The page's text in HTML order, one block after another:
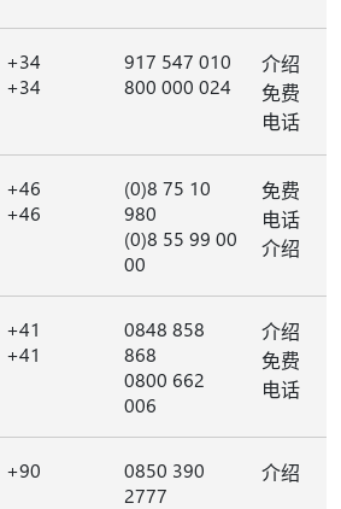
+34
+34
917 547 010
800 000 024
介绍
免费
电话
+46
+46
(0)8 75 10
980
(0)8 55 99 00
00
免费
电话
介绍
+41
+41
0848 858
868
0800 662
006
介绍
免费
电话
+90
0850 390
2777
介绍